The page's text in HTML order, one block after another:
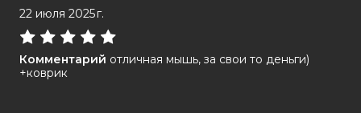
22 июля 2025 г.
Комментарий отличная мышь, за свои то деньги)
+коврик